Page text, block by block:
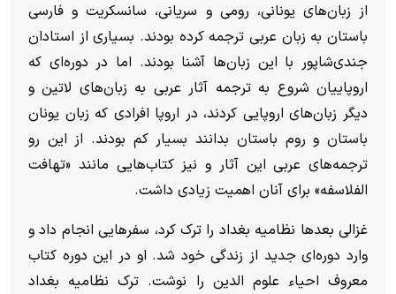
از زبان‌های یونانی، رومی و سریانی، سانسکریت و فارسی
باستان به زبان عربی ترجمه کرده بودند. بسیاری از استادان
جندی‌شاپور با این زبان‌ها آشنا بودند. اما در دوره‌ای که
اروپاییان شروع به ترجمه آثار عربی به زبان‌های لاتین و
دیگر زبان‌های اروپایی کردند، در اروپا افرادی که زبان یونان
باستان و روم باستان بدانند بسیار کم بودند. از این رو
ترجمه‌های عربی این آثار و نیز کتاب‌هایی مانند «تهافت
الفلاسفه» برای آنان اهمیت زیادی داشت.
غزالی بعدها نظامیه بغداد را ترک کرد، سفرهایی انجام داد و
وارد دوره‌ای جدید از زندگی خود شد. او در این دوره کتاب
معروف احیاء علوم الدین را نوشت. ترک نظامیه بغداد